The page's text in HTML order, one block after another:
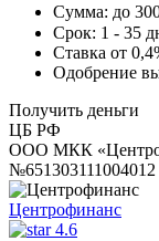
Сумма: до
Срок: 1 - 35
Ставка от
Одобрение
Получить деньги
ЦБ РФ
ООО МКК
№651303111004012
Центрофинанс
4.6